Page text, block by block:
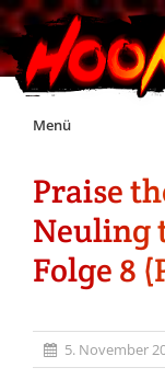
Skip
Menü
Unterstützt
Exklusiv für
Praise
Neuling
Folge 8
5. November